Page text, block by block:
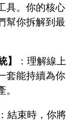
具。你的核心
幫你拆解到最
：理解線上
套能持續為你
：結束時，你將